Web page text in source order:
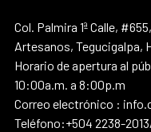
Col. Palmira 1ª Calle,
Artesanos, Tegucigalpa,
Horario de apertura al
10:00a.m. a 8:00p.m
Correo electrónico :
Teléfono:+504 2238-